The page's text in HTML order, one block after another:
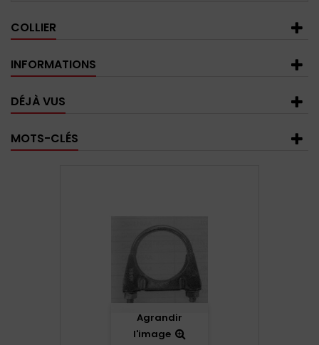
COLLIER
INFORMATIONS
DÉJÀ VUS
MOTS-CLÉS
Agrandir
l'image